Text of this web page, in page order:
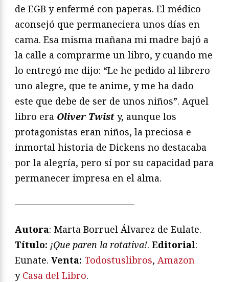
de EGB y enfermé con paperas. El médico
aconsejó que permaneciera unos días en
cama. Esa misma mañana mi madre bajó a
la calle a comprarme un libro, y cuando me
lo entregó me dijo: “Le he pedido al librero
uno alegre, que te anime, y me ha dado
este que debe de ser de unos niños”. Aquel
libro era Oliver Twist y, aunque los
protagonistas eran niños, la preciosa e
inmortal historia de Dickens no destacaba
por la alegría, pero sí por su capacidad para
permanecer impresa en el alma.
—————————————
Autora: Marta Borruel Álvarez de Eulate.
Título: ¡Que paren la rotativa!. Editorial:
Eunate. Venta: Todostuslibros, Amazon
y Casa del Libro.